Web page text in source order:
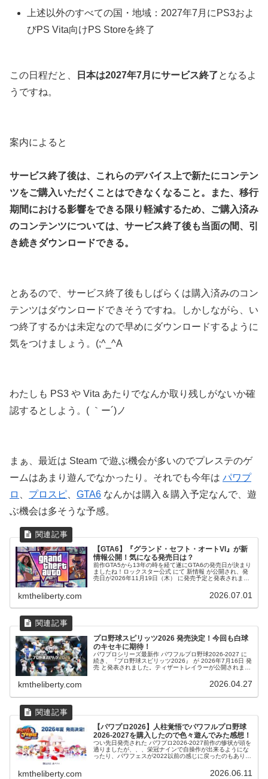
上述以外のすべての国・地域：2027年7月にPS3およ
びPS Vita向けPS Storeを終了
この日程だと、 日本は2027年7月にサービス終了となるよ
うですね。
案内によると
サービス終了後は、これらのデバイス上で新たにコンテン
ツをご購入いただくことはできなくなること。また、移行
期間における影響をできる限り軽減するため、ご購入済み
のコンテンツについては、サービス終了後も当面の間、引
き続きダウンロードできる。
とあるので、サービス終了後もしばらくは購入済みのコン
テンツはダウンロードできそうですね。しかしながら、い
つ終了するかは未定なので早めにダウンロードするように
気をつけましょう。(;^_^A
わたしも PS3 や Vita あたりでなんか取り残しがないか確
認するとしよう。( ｀ー´)ノ
まぁ、最近は Steam で遊ぶ機会が多いのでプレステのゲ
ームはあまり遊んでなかったり。それでも今年は パワプ
ロ
プロスピ GTA6 なんかは購入＆購入予定なんで、遊
ぶ機会は多そうな予感。
【GTA6】『グランド・セフト・オートVI』が新
情報公開！気になる発売日は？
前作GTA5から13年の時を経て遂にGTA6の発売日が決まり
ましたね！ロックスター公式 にて 新情報 が公開され、発
売日が2026年11月19日（木） に発売予定と発表されまし
kmtheliberty.com 2026.07.01
プロ野球スピリッツ2026 発売決定！今回も白球
のキセキに期待！
パワプロシリーズ最新作 パワフルプロ野球2026-2027 に
続き、『プロ野球スピリッツ2026』 が 2026年7月16日 発
売 と発表されました。ティザートレイラーが公開されまし
kmtheliberty.com 2026.04.27
【パワプロ2026】人柱覚悟でパワフルプロ野球
2026-2027を購入したので色々遊んでみた感想！
つい先日発売された パワプロ2026-2027前作の惨状が頭を
過りましたが、、、栄冠ナインで自操作が出来るようにな
ったり、パワフェスが2022以前の感じに戻ったのもあり、
kmtheliberty.com 2026.06.11